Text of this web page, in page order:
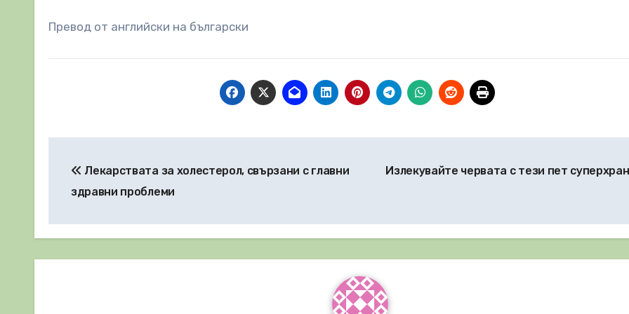
Превод от английски на български
Лекарствата за холестерол, свързани с главни
здравни проблеми
Излекувайте червата с тези пет